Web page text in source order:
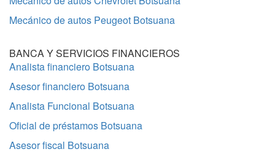
Mecánico de autos Peugeot Botsuana
BANCA Y SERVICIOS FINANCIEROS
Analista financiero Botsuana
Asesor financiero Botsuana
Analista Funcional Botsuana
Oficial de préstamos Botsuana
Asesor fiscal Botsuana